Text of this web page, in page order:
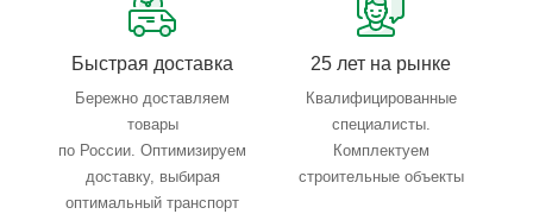
Быстрая доставка
Бережно доставляем
товары
по России. Оптимизируем
доставку, выбирая
оптимальный транспорт
25 лет на рынке
Квалифицированные
специалисты.
Комплектуем
строительные объекты